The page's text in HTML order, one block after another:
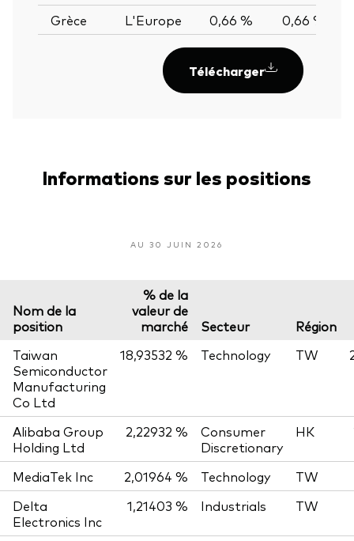
Grèce L'Europe 0,66 % 0,66 %
Télécharger
Informations sur les positions
AU 30 JUIN 2026
Nom de la
position
% de la
valeur de
marché
Secteur
Région
Taiwan
Semiconductor
Manufacturing
Co Ltd
18,93532 % Technology TW
Alibaba Group
Holding Ltd
2,22932 %
Consumer
Discretionary
HK
MediaTek Inc 2,01964 % Technology
TW
Delta
Electronics Inc
1,21403 % Industrials TW